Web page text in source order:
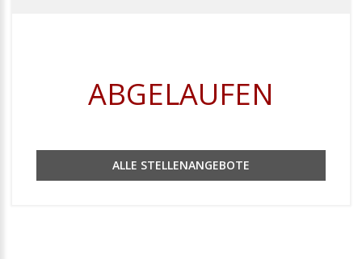
ABGELAUFEN
ALLE STELLENANGEBOTE